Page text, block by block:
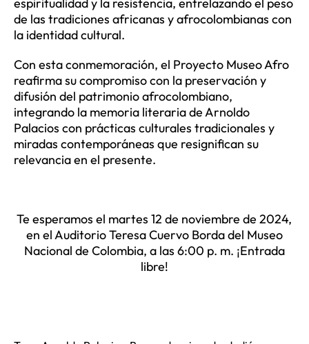
espiritualidad y la resistencia, entrelazando el peso
de las tradiciones africanas y afrocolombianas con
la identidad cultural.
Con esta conmemoración, el Proyecto Museo Afro
reafirma su compromiso con la preservación y
difusión del patrimonio afrocolombiano,
integrando la memoria literaria de Arnoldo
Palacios con prácticas culturales tradicionales y
miradas contemporáneas que resignifican su
relevancia en el presente.
Te esperamos el martes 12 de noviembre de 2024,
en el Auditorio Teresa Cuervo Borda del Museo
Nacional de Colombia, a las 6:00 p. m. ¡Entrada
libre!